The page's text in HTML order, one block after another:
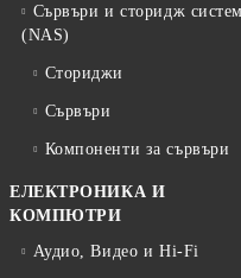
Сървъри и сторидж
(NAS)
Сториджи
Сървъри
Компоненти за сървъри
ЕЛЕКТРОНИКА И
КОМПЮТРИ
Аудио, Видео и Hi-Fi